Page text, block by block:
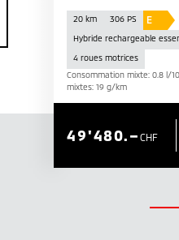
20 km 306 PS E
Hybride rechargeable
4 roues motrices
Consommation mixte: 0.8 l/
mixtes: 19 g/km
CHF
49'480.–